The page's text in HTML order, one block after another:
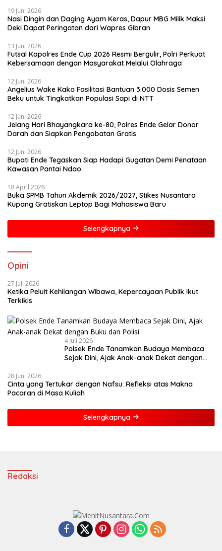
19 Juni 2026
Nasi Dingin dan Daging Ayam Keras, Dapur MBG Milik Maksi
Deki Dapat Peringatan dari Wapres Gibran
13 Juni 2026
Futsal Kapolres Ende Cup 2026 Resmi Bergulir, Polri Perkuat
Kebersamaan dengan Masyarakat Melalui Olahraga
12 Juni 2026
Angelius Wake Kako Fasilitasi Bantuan 3.000 Dosis Semen
Beku untuk Tingkatkan Populasi Sapi di NTT
12 Juni 2026
Jelang Hari Bhayangkara ke-80, Polres Ende Gelar Donor
Darah dan Siapkan Pengobatan Gratis
12 Juni 2026
Bupati Ende Tegaskan Siap Hadapi Gugatan Demi Penataan
Kawasan Pantai Ndao
18 April 2026
Buka SPMB Tahun Akdemik 2026/2027, Stikes Nusantara
Kupang Gratiskan Leptop Bagi Mahasiswa Baru
Selengkapnya
Opini
27 Juli 2026
Ketika Peluit Kehilangan Wibawa, Kepercayaan Publik Ikut
Terkikis
4 Juli 2026
Polsek Ende Tanamkan Budaya Membaca
Sejak Dini, Ajak Anak-anak Dekat dengan
28 Juni 2026
Cinta yang Tertukar dengan Nafsu: Refleksi atas Makna
Pacaran di Masa Kuliah
Selengkapnya
Redaksi